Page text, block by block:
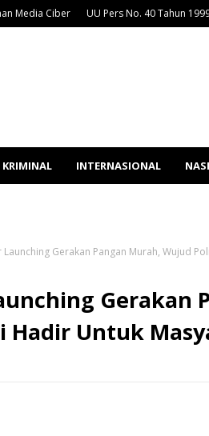
Media Ciber UU Pers No. 40 Tahun
INTERNASIONAL
Gerakan Pangan Murah, Wujud
Gerakan
Hadir Untuk